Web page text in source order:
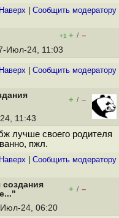
Наверх Cообщить модератору
+1 + / –
Июл-24, 11:03
Наверх Cообщить модератору
+ / –
11:43
лучше своего родителя
пжл.
Наверх Cообщить модератору
+ / –
24, 06:20